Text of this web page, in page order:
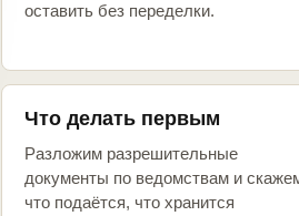
оставить без переделки.
Что делать первым
Разложим разрешительные
документы по ведомствам и
что подаётся, что хранится